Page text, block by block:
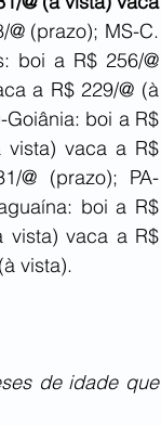
(prazo); MS-C.
boi a R$ 256/@
a R$ 229/@ (à
Goiânia: boi a R$
vista) vaca a R$
@ (prazo); PA-
boi a R$
vista) vaca a R$
vista).
de idade que